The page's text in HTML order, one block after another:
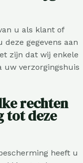
u als klant of
gegevens aan
zijn dat wij enkele
uw verzorgingshuis
tot deze
heeft u